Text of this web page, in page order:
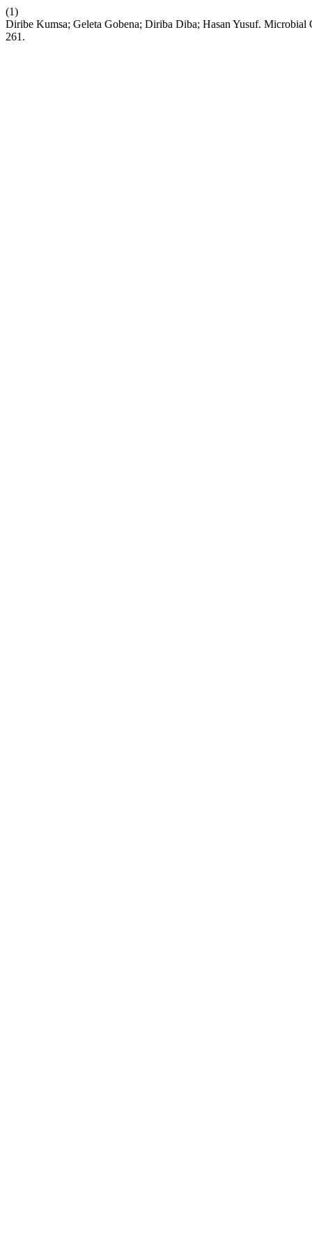
(1)
Diribe Kumsa; Geleta Gobena; Diriba Diba; Hasan Yusuf.
261.